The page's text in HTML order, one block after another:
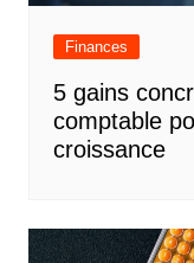
Finances
5 gains
comptable
croissance